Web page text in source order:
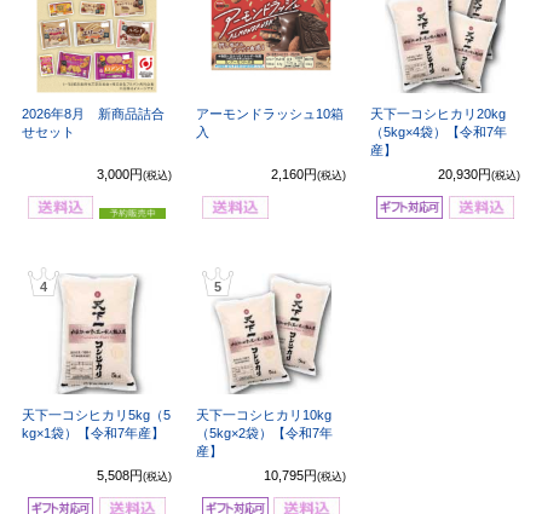
2026年8月 新商品詰合
せセット
3,000円 (税込)
アーモンドラッシュ10箱
入
2,160円 (税込)
天下一コシヒカリ20kg
（5kg×4袋）【令和7年
産】
20,930円(税込)
4
天下一コシヒカリ5kg（5
kg×1袋）【令和7年産】
5,508円 (税込)
5
天下一コシヒカリ10kg
（5kg×2袋）【令和7年
産】
10,795円 (税込)